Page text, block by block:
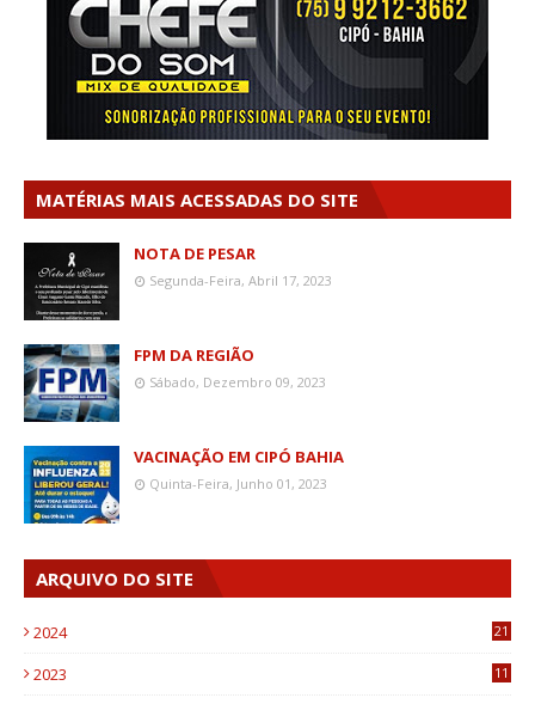
MATÉRIAS MAIS ACESSADAS DO SITE
NOTA DE PESAR
Segunda-Feira, Abril 17, 2023
FPM DA REGIÃO
Sábado, Dezembro 09, 2023
VACINAÇÃO EM CIPÓ BAHIA
Quinta-Feira, Junho 01, 2023
ARQUIVO DO SITE
2024 21
2023
11